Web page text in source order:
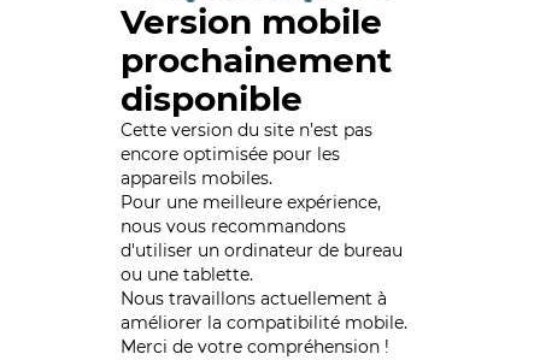
Version mobile
prochainement
disponible
Cette version du site n’est pas
encore optimisée pour les
appareils mobiles.
Pour une meilleure expérience,
nous vous recommandons
d'utiliser un ordinateur de bureau
ou une tablette.
Nous travaillons actuellement à
améliorer la compatibilité mobile.
Merci de votre compréhension !